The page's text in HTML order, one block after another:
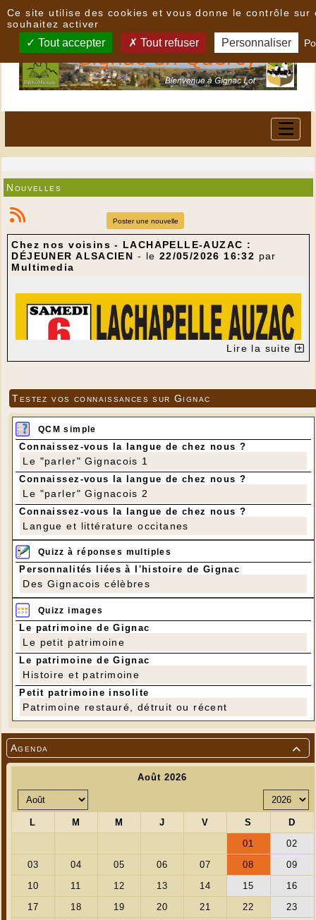

Agenda
Nouvelles
Poster une nouvelle
Chez nos voisins - LACHAPELLE-AUZAC :
DÉJEUNER ALSACIEN - le 22/05/2026 16:32 par
Multimedia
---
L’association des Racines de Reyrevignes
propose chaque année un repas à thème afin
de déguster des mets et vins typiques d’une
Cette année, samedi 6 juin, à 12 h 30, ce sera
un déjeuner alsacien qui sera à déguster à la
salle polyvalente de Lachapelle Auzac.
Pour 25 € comprenant 1 ticket pour une
tombola, le menu sera composé d’un apéritif
bretzel, suivi de flamenkuche, d’une
choucroute, de fromage munster, d’une tarte
Lire la suite
Testez vos connaissances sur Gignac
QCM simple
Connaissez-vous la langue de chez nous ?
Le "parler" Gignacois 1
Connaissez-vous la langue de chez nous ?
Le "parler" Gignacois 2
Connaissez-vous la langue de chez nous ?
Langue et littérature occitanes
Quizz à réponses multiples
Personnalités liées à l'histoire de Gignac
Des Gignacois célèbres
Quizz images
Le patrimoine de Gignac
Le petit patrimoine
Le patrimoine de Gignac
Histoire et patrimoine
Petit patrimoine insolite
Patrimoine restauré, détruit ou récent
Ce site utilise des cookies et vous donne le contrôle sur
souhaitez activer
Tout accepter Tout refuser Personnaliser